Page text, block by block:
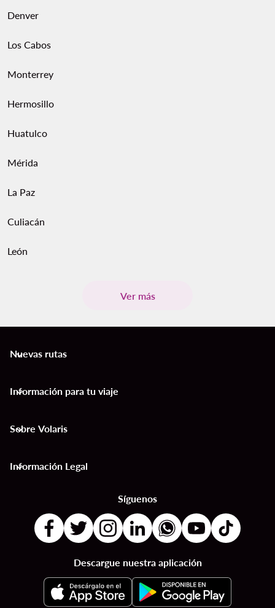
Denver
Los Cabos
Monterrey
Hermosillo
Huatulco
Mérida
La Paz
Culiacán
León
Ver más
Nuevas rutas
keyboard_arrow_down
Información para tu viaje
keyboard_arrow_down
Sobre Volaris
keyboard_arrow_down
Información Legal
keyboard_arrow_down
Síguenos
Descargue nuestra aplicación